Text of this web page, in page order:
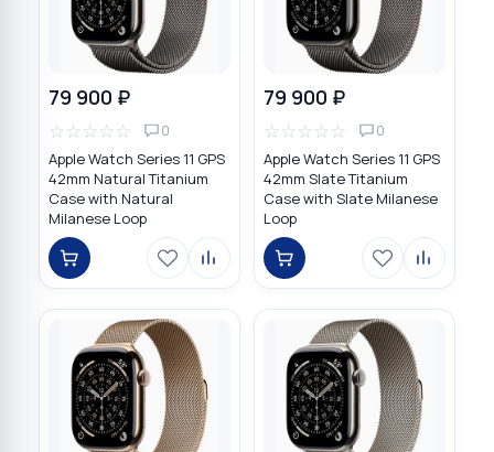
79 900 ₽
☆☆☆☆☆ 0
Apple Watch Series 11 GPS
42mm Natural Titanium
Case with Natural
Milanese Loop
79 900 ₽
☆☆☆☆☆ 0
Apple Watch Series 11 GPS
42mm Slate Titanium
Case with Slate Milanese
Loop